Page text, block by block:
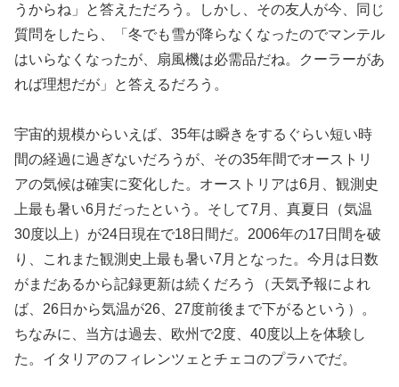
うからね」と答えただろう。しかし、その友人が今、同じ
質問をしたら、「冬でも雪が降らなくなったのでマンテル
はいらなくなったが、扇風機は必需品だね。クーラーがあ
れば理想だが」と答えるだろう。
宇宙的規模からいえば、35年は瞬きをするぐらい短い時
間の経過に過ぎないだろうが、その35年間でオーストリ
アの気候は確実に変化した。オーストリアは6月、観測史
上最も暑い6月だったという。そして7月、真夏日（気温
30度以上）が24日現在で18日間だ。2006年の17日間を破
り、これまた観測史上最も暑い7月となった。今月は日数
がまだあるから記録更新は続くだろう（天気予報によれ
ば、26日から気温が26、27度前後まで下がるという）。
ちなみに、当方は過去、欧州で2度、40度以上を体験し
た。イタリアのフィレンツェとチェコのプラハでだ。